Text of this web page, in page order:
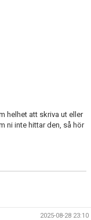
helhet att skriva ut eller
ni inte hittar den, så hör
2025-08-28 23:10